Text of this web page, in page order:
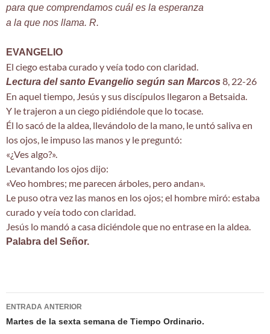
para que comprendamos cuál es la esperanza
a la que nos llama. R.
EVANGELIO
El ciego estaba curado y veía todo con claridad.
Lectura del santo Evangelio según san Marcos 8, 22-26
En aquel tiempo, Jesús y sus discípulos llegaron a Betsaida.
Y le trajeron a un ciego pidiéndole que lo tocase.
Él lo sacó de la aldea, llevándolo de la mano, le untó saliva en
los ojos, le impuso las manos y le preguntó:
«¿Ves algo?».
Levantando los ojos dijo:
«Veo hombres; me parecen árboles, pero andan».
Le puso otra vez las manos en los ojos; el hombre miró: estaba
curado y veía todo con claridad.
Jesús lo mandó a casa diciéndole que no entrase en la aldea.
Palabra del Señor.
Navegación
de
ENTRADA ANTERIOR
Martes de la sexta semana de Tiempo Ordinario.